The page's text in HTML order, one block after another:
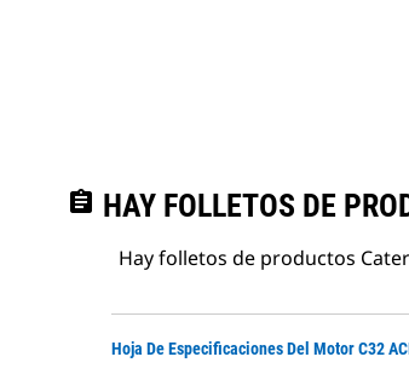
assignment HAY FOLLETOS DE
Hay folletos de productos
Hoja De Especificaciones Del Motor C32